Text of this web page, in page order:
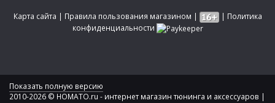
Карта сайта | Правила пользования магазином | | Политика
конфиденциальности
Показать полную версию
2010-2026 © HOMATO.ru - интернет магазин тюнинга и аксессуаров |